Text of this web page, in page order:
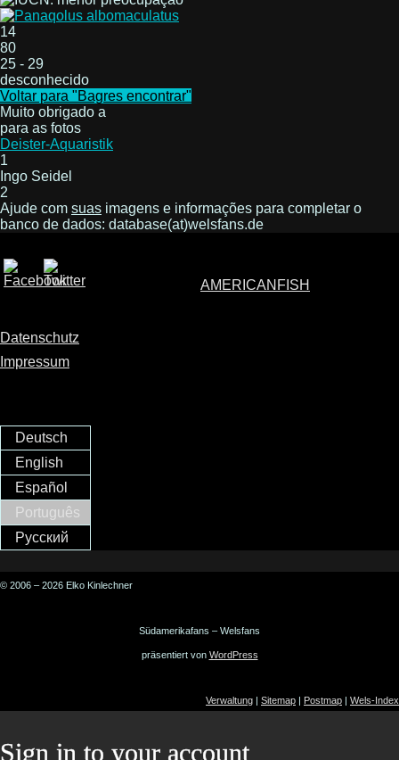
14
80
25 - 29
desconhecido
Voltar para "Bagres encontrar"
Muito obrigado a
para as fotos
Deister-Aquaristik
1
Ingo Seidel
2
Ajude com suas imagens e informações para completar o
banco de dados: database(at)welsfans.de
AMERICANFISH
Datenschutz
Impressum
Deutsch
English
Español
Português
Русский
© 2006 – 2026 Elko Kinlechner
Südamerikafans – Welsfans
präsentiert von WordPress
Verwaltung | Sitemap | Postmap | Wels-Index
Sign in to your account